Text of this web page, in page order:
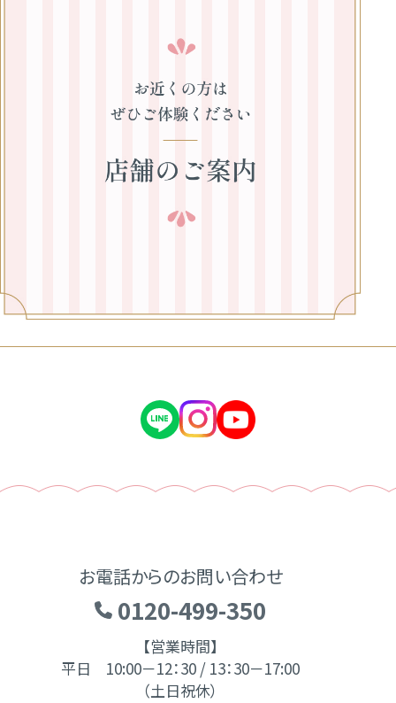
お電話からのお問い合わせ
0120-499-350
【営業時間】
平日 10:00－12：30 / 13：30－17:00
（土日祝休）